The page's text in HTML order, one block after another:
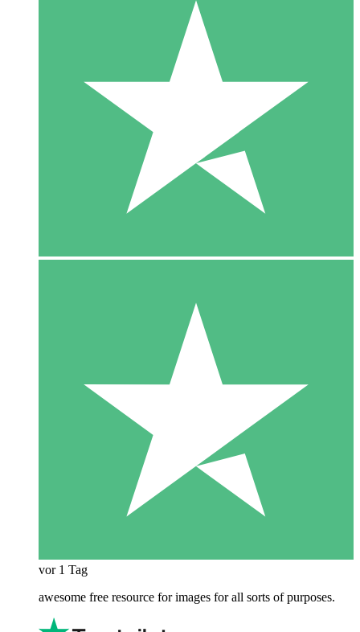
vor 1 Tag
awesome free resource for images for all sorts of purposes.